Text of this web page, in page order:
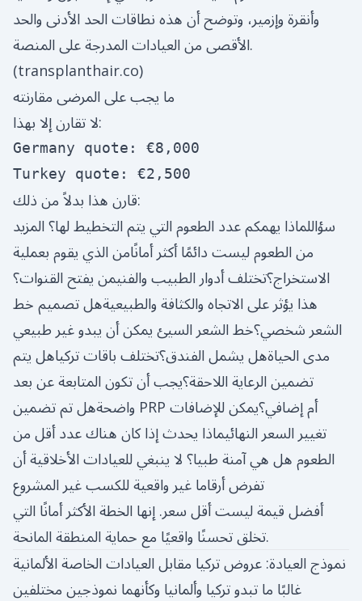
وأنقرة وإزمير، وتوضح أن هذه نطاقات الحد الأدنى والحد
الأقصى من العيادات المدرجة على المنصة.
(transplanthair.co)
ما يجب على المرضى مقارنته
لا تقارن إلا بهذا:
Germany quote: €8,000
قارن هذا بدلاً من ذلك:
سؤاللماذا يهمكم عدد الطعوم التي يتم التخطيط لها؟ المزيد
من الطعوم ليست دائمًا أكثر أمانًامن الذي يقوم بعملية
الاستخراج؟تختلف أدوار الطبيب والفنيمن يفتح القنوات؟
هذا يؤثر على الاتجاه والكثافة والطبيعيةهل تصميم خط
الشعر شخصي؟خط الشعر السيئ يمكن أن يبدو غير طبيعي
مدى الحياةهل يشمل الفندق؟تختلف باقات تركياهل يتم
تضمين الرعاية اللاحقة؟يجب أن تكون المتابعة عن بعد
واضحةهل تم تضمين PRP أم إضافي؟يمكن للإضافات
تغيير السعر النهائيماذا يحدث إذا كان هناك عدد أقل من
الطعوم هل هي آمنة طبيا؟ لا ينبغي للعيادات الأخلاقية أن
تفرض أرقاما غير واقعية للكسب غير المشروع
أفضل قيمة ليست أقل سعر. إنها الخطة الأكثر أمانًا التي
تخلق تحسنًا واقعيًا مع حماية المنطقة المانحة.
نموذج العيادة: عروض تركيا مقابل العيادات الخاصة الألمانية
غالبًا ما تبدو تركيا وألمانيا وكأنهما نموذجين مختلفين